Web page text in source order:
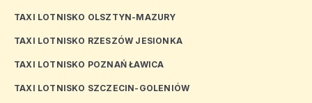
TAXI LOTNISKO OLSZTYN-MAZURY
TAXI LOTNISKO RZESZÓW JESIONKA
TAXI LOTNISKO POZNAŃ ŁAWICA
TAXI LOTNISKO SZCZECIN-GOLENIÓW